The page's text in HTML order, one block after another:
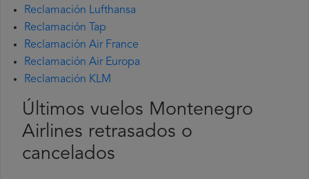
Reclamación Lufthansa
Reclamación Tap
Reclamación Air France
Reclamación Air Europa
Reclamación KLM
Últimos vuelos Montenegro
Airlines retrasados o
cancelados